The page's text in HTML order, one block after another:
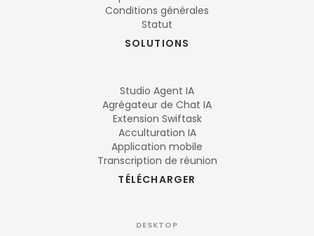
Conditions générales
Statut
SOLUTIONS
Studio Agent IA
Agrégateur de Chat IA
Extension Swiftask
Acculturation IA
Application mobile
Transcription de réunion
TÉLÉCHARGER
DESKTOP